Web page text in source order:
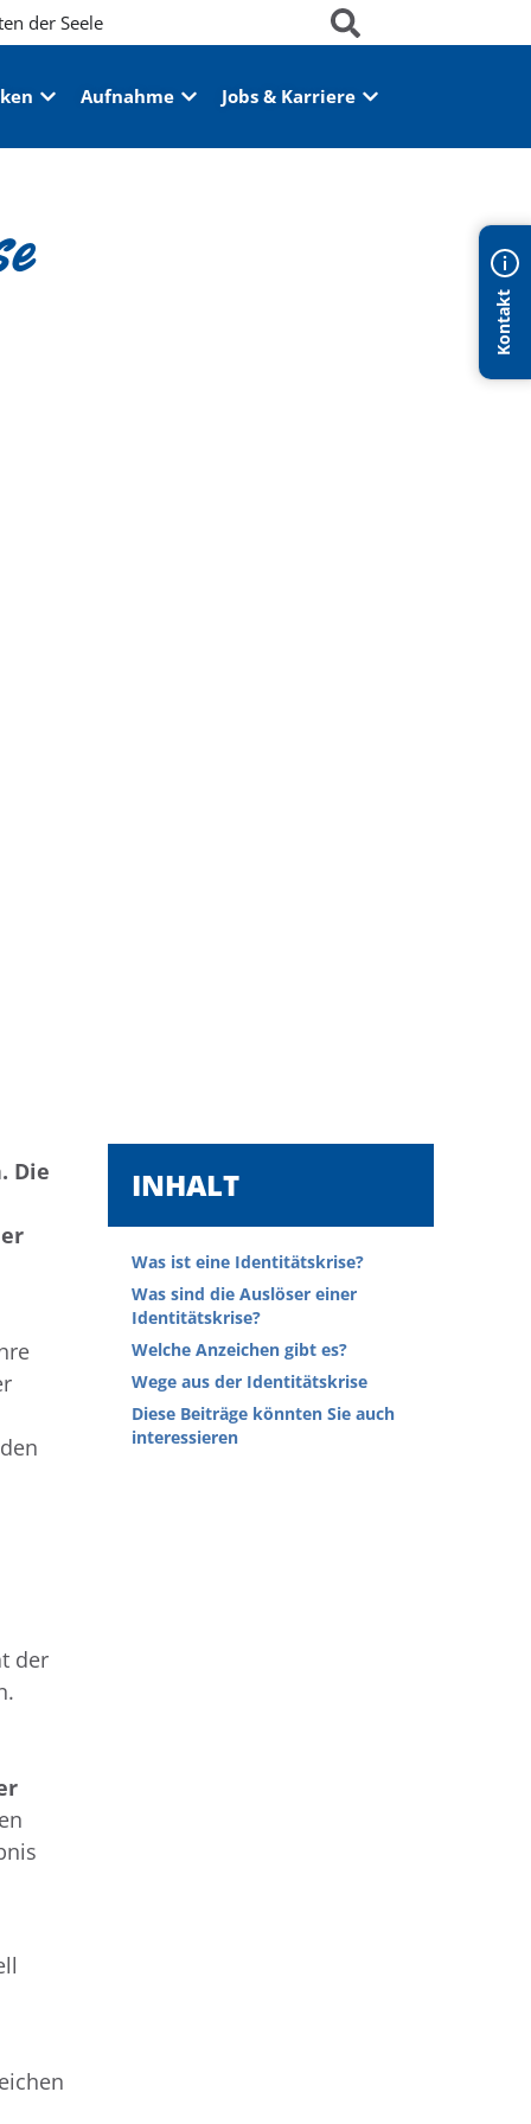
Kontakt
der Seele
Aufnahme Jobs & Karriere
Die
der
INHALT
Was ist eine Identitätskrise?
Was sind die Auslöser einer
Identitätskrise?
Welche Anzeichen gibt es?
Wege aus der Identitätskrise
Diese Beiträge könnten Sie auch
interessieren